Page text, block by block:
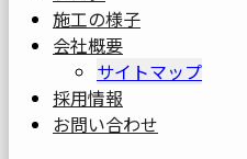
施工の様子
会社概要
サイトマップ
採用情報
お問い合わせ